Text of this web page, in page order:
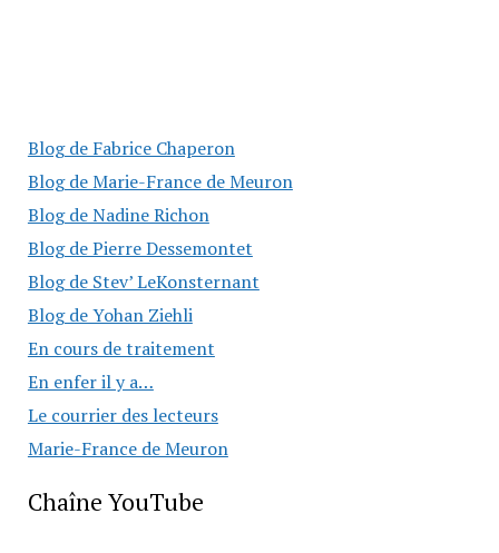
Blog de Fabrice Chaperon
Blog de Marie-France de Meuron
Blog de Nadine Richon
Blog de Pierre Dessemontet
Blog de Stev’ LeKonsternant
Blog de Yohan Ziehli
En cours de traitement
En enfer il y a…
Le courrier des lecteurs
Marie-France de Meuron
Chaîne YouTube